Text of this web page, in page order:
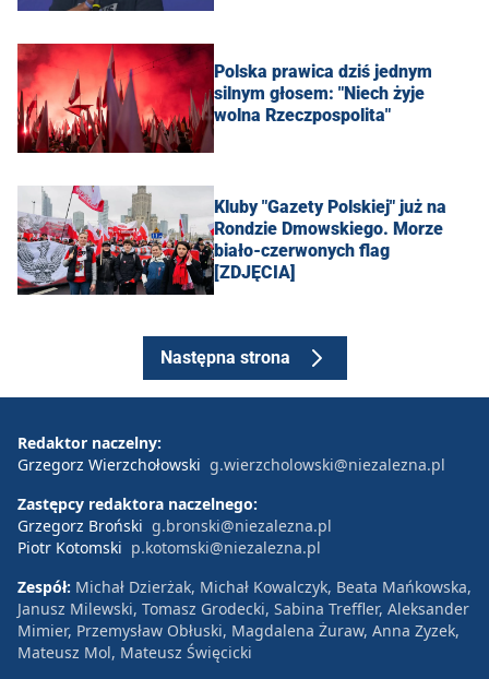
Polska prawica dziś jednym
silnym głosem: "Niech żyje
wolna Rzeczpospolita"
Kluby "Gazety Polskiej" już na
Rondzie Dmowskiego. Morze
biało-czerwonych flag
[ZDJĘCIA]
Następna strona
Redaktor naczelny:
Grzegorz Wierzchołowski g.wierzcholowski@niezalezna.pl
Zastępcy redaktora naczelnego:
Grzegorz Broński g.bronski@niezalezna.pl
Piotr Kotomski p.kotomski@niezalezna.pl
Zespół: Michał Dzierżak, Michał Kowalczyk, Beata Mańkowska,
Janusz Milewski, Tomasz Grodecki, Sabina Treffler, Aleksander
Mimier, Przemysław Obłuski, Magdalena Żuraw, Anna Zyzek,
Mateusz Mol, Mateusz Święcicki